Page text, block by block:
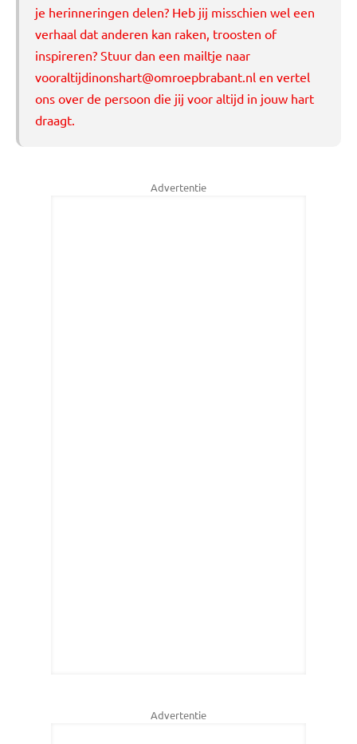
je herinneringen delen? Heb jij misschien wel een
verhaal dat anderen kan raken, troosten of
inspireren? Stuur dan een mailtje naar
vooraltijdinonshart@omroepbrabant.nl en vertel
ons over de persoon die jij voor altijd in jouw hart
draagt.
Advertentie
Advertentie